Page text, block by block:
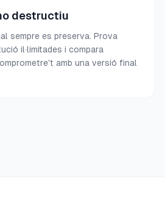
destructiu
sempre es preserva. Prova
il·limitades i compara
amb una versió final